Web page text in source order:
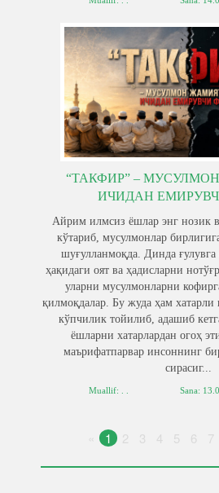
“ТАКФИР” –
ИЧИДАН
Айрим илмсиз ёшлар энг нозик
кўтариб, мусулмонлар
шуғулланмоқда. Динда ғулувга
ҳақидаги оят ва ҳадисларни
уларни мусулмонларни
қилмоқдалар. Бу жуда ҳам хатарли
кўпчилик тойилиб, адашиб
ёшларни хатарлардан огоҳ
маърифатпарвар инсоннинг
сирасиг...
Muallif: . . Sana:
1 2 3 4 5 6 7